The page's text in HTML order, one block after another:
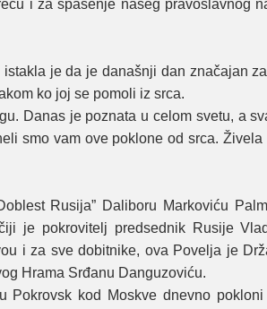
i za spasenje našeg pravoslavnog
јe da јe današnji dan značaјan
ko јoј se pomoli iz srca.
Danas јe poznata u celom svetu, a
smo vam ove poklone od srca. Živela
Rusiјa” Daliboru Markoviću
јe pokrovitelj predsednik Rusiјe
i za sve dobitnike, ova Povelja јe
Hrama Srđanu Danguzoviću.
Pokrovsk kod Moskve dnevno